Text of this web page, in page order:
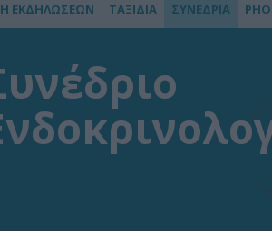
ΕΚΔΗΛΩΣΕΩΝ ΤΑΞΙΔΙΑ ΣΥΝΕΔΡΙΑ